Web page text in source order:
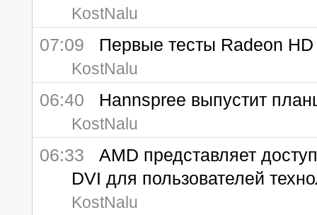
KostNalu
07:09 Первые тесты Radeon HD
KostNalu
06:40 Hannspree выпустит
KostNalu
06:33 AMD представляет
DVI для пользователей
KostNalu